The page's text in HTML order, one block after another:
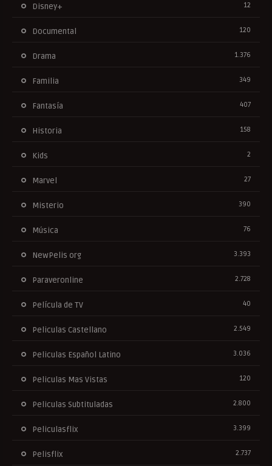
Disney+ 12
Documental 120
Drama 1.376
Familia 349
Fantasía 407
Historia 158
Kids 2
Marvel 27
Misterio 390
Música 76
NewPelis org 3.393
Paraveronline 2.728
Película de TV 40
Peliculas Castellano 2.549
Peliculas Español Latino 3.036
Peliculas Mas Vistas 120
Peliculas Subtituladas 2.800
Peliculasflix 3.399
Pelisflix 2.737